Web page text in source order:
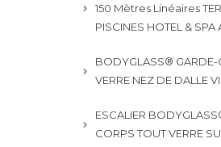
150 Mètres Linéaires
PISCINES HOTEL & SPA
BODYGLASS® GARDE-
VERRE NEZ DE DALLE
ESCALIER
CORPS TOUT VERRE